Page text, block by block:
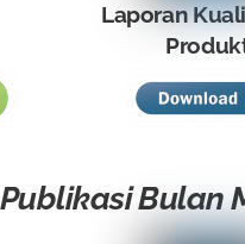
Laporan
Bulan